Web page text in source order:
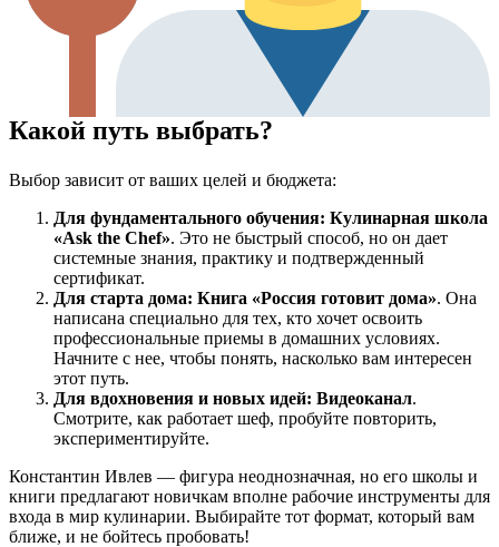
Какой путь выбрать?
Выбор зависит от ваших целей и бюджета:
Для фундаментального обучения: Кулинарная школа
«Ask the Chef». Это не быстрый способ, но он дает
системные знания, практику и подтвержденный
сертификат.
Для старта дома: Книга «Россия готовит дома». Она
написана специально для тех, кто хочет освоить
профессиональные приемы в домашних условиях.
Начните с нее, чтобы понять, насколько вам интересен
этот путь.
Для вдохновения и новых идей: Видеоканал.
Смотрите, как работает шеф, пробуйте повторить,
экспериментируйте.
Константин Ивлев — фигура неоднозначная, но его школы и
книги предлагают новичкам вполне рабочие инструменты для
входа в мир кулинарии. Выбирайте тот формат, который вам
ближе, и не бойтесь пробовать!